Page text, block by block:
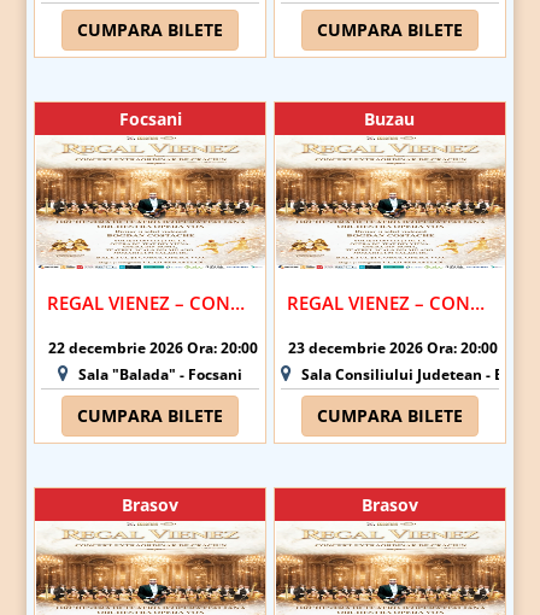
CUMPARA BILETE CUMPARA BILETE
Focsani
REGAL VIENEZ – CONCERT EXTRAORDINAR DE CRACIUN | FOCSANI
22 decembrie 2026 Ora: 20:00
Sala "Balada" - Focsani
CUMPARA BILETE
Buzau
REGAL VIENEZ – CONCERT EXTRAORDINAR DE CRACIUN | BUZAU
23 decembrie 2026 Ora: 20:00
Sala Consiliului Judetean - Buzau
CUMPARA BILETE
Brasov Brasov